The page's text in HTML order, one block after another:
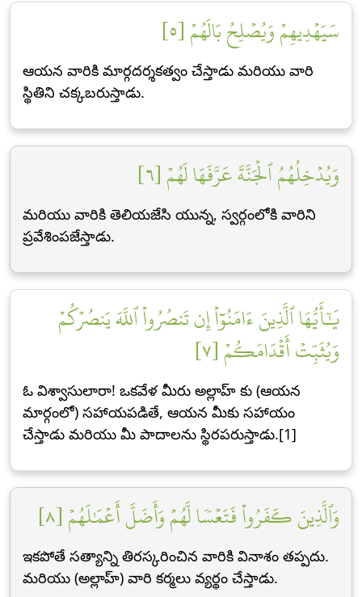
سَيَهۡدِيهِمۡ وَيُصۡلِحُ بَالَهُمۡ [٥]
ఆయన వారికి మార్గదర్శకత్వం చేస్తాడు మరియు వారి
స్థితిని చక్కబరుస్తాడు.
وَيُدۡخِلُهُمُ ٱلۡجَنَّةَ عَرَّفَهَا لَهُمۡ [٦]
మరియు వారికి తెలియజేసి యున్న, స్వర్గంలోకి వారిని
ప్రవేశింపజేస్తాడు.
يَٰٓأَيُّهَا ٱلَّذِينَ ءَامَنُوٓاْ إِن تَنصُرُواْ ٱللَّهَ يَنصُرۡكُمۡ
وَيُثَبِّتۡ أَقۡدَامَكُمۡ [٧]
ఓ విశ్వాసులారా! ఒకవేళ మీరు అల్లాహ్ కు (ఆయన
మార్గంలో) సహాయపడితే, ఆయన మీకు సహాయం
చేస్తాడు మరియు మీ పాదాలను స్థిరపరుస్తాడు.[1]
وَٱلَّذِينَ كَفَرُواْ فَتَعۡسٗا لَّهُمۡ وَأَضَلَّ أَعۡمَٰلَهُمۡ [٨]
ఇకపోతే సత్యాన్ని తిరస్కరించిన వారికి వినాశం తప్పదు.
మరియు (అల్లాహ్) వారి కర్మలు వ్యర్థం చేస్తాడు.